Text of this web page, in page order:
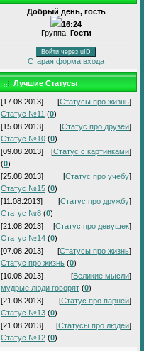
Добрый день, гость
16:24
Группа: Гости
Войти через uID
Старая форма входа
Лучшие Статусы
[17.08.2013] [Статусы про жизнь]
Статус №11 (0)
[15.08.2013]
[Статус про друзей]
Статус №10 (0)
[09.08.2013]
[Статус с картинками]
(0)
[25.08.2013]
[Статус про учебу]
Статус №15 (0)
[11.08.2013]
[Статус про дружбу]
Статус №8 (0)
[21.08.2013]
[Статус про девушек]
Статус №14 (0)
[07.08.2013]
[Статусы про жизнь]
Статус про жизнь (0)
[10.08.2013]
[Великие мысли]
мудрые люди говорят (0)
[21.08.2013]
[Статус про парней]
Статус №13 (0)
[21.08.2013]
[Статусы про людей]
Статус №12 (0)